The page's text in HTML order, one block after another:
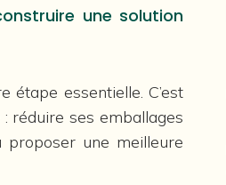
une solution
étape essentielle. C’est
réduire ses emballages
proposer une meilleure